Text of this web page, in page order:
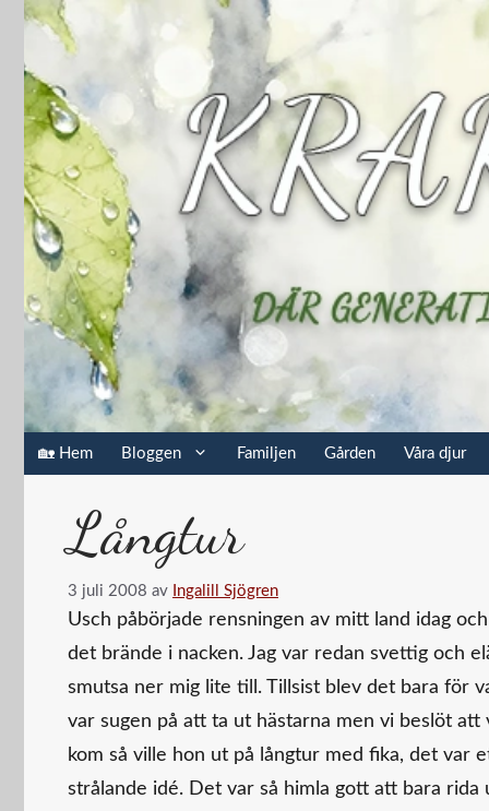
Hoppa
innehåll
🏡 Hem Bloggen Familjen Gården Våra djur
Långtur
3 juli 2008 av Ingalill Sjögren
Usch påbörjade rensningen av mitt land idag
det brände i nacken. Jag var redan svettig och
smutsa ner mig lite till. Tillsist blev det bara för
var sugen på att ta ut hästarna men vi beslöt
kom så ville hon ut på långtur med fika, det var
strålande idé. Det var så himla gott att bara